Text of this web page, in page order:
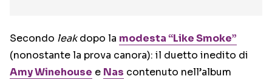
Secondo leakdopo la modesta “Like Smoke”
(nonostante la prova canora): il duetto inedito di
Amy Winehouse e Nas contenuto nell’album